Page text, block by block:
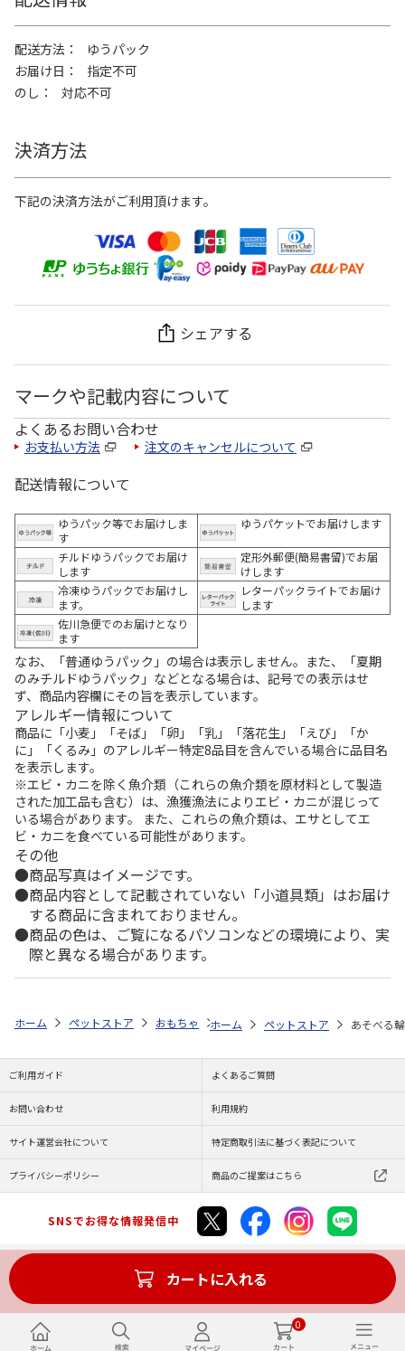
0
配送方法
ゆうパック
お届け日
指定不可
のし
対応不可
決済方法
下記の決済方法がご利用頂けます。
シェアする
マークや記載内容について
よくあるお問い合わせ
お支払い方法 注文のキャンセルについて
配送情報について
ゆうパック等でお届けしま
す
ゆうパケットでお届けします
チルドゆうパックでお届け
します
定形外郵便(簡易書留)でお届
けします
冷凍ゆうパックでお届けし
ます。
レターパックライトでお届け
します
佐川急便でのお届けとなり
ます
なお、「普通ゆうパック」の場合は表示しません。また、「夏期
のみチルドゆうパック」などとなる場合は、記号での表示はせ
ず、商品内容欄にその旨を表示しています。
アレルギー情報について
商品に「小麦」「そば」「卵」「乳」「落花生」「えび」「か
に」「くるみ」のアレルギー特定8品目を含んでいる場合に品目名
を表示します。
※エビ・カニを除く魚介類（これらの魚介類を原材料として製造
された加工品も含む）は、漁獲漁法によりエビ・カニが混じって
いる場合があります。 また、これらの魚介類は、エサとしてエ
ビ・カニを食べている可能性があります。
その他
商品写真はイメージです。
商品内容として記載されていない「小道具類」はお届け
する商品に含まれておりません。
商品の色は、ご覧になるパソコンなどの環境により、実
際と異なる場合があります。
カートに入れる
ホーム ペットストア おもちゃ おもちゃ・おやつ（小動物用）
ホーム ペットストア あそべる
ご利用ガイド よくあるご質問
お問い合わせ 利用規約
サイト運営会社について 特定商取引法に基づく表記について
プライバシーポリシー 商品のご提案はこちら
SNSでお得な情報発信中